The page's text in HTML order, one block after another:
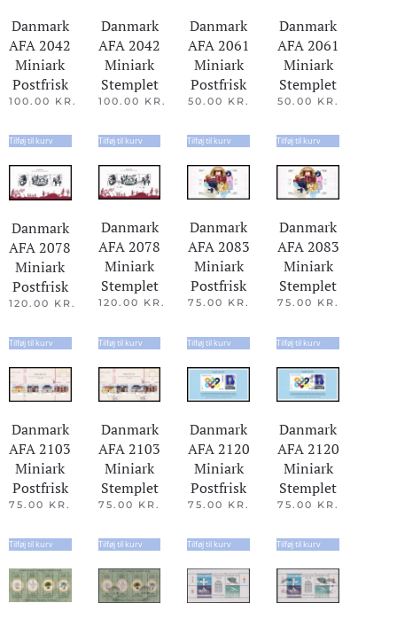
Danmark
AFA 2042
Miniark
Postfrisk
100.00 KR.
Tilføj til kurv
Danmark
AFA 2042
Miniark
Stemplet
100.00 KR.
Tilføj til kurv
Danmark
AFA 2061
Miniark
Postfrisk
50.00 KR.
Tilføj til kurv
Danmark
AFA 2061
Miniark
Stemplet
50.00 KR.
Tilføj til kurv
Danmark
AFA 2078
Miniark
Postfrisk
120.00 KR.
Tilføj til kurv
Danmark
AFA 2078
Miniark
Stemplet
120.00 KR.
Tilføj til kurv
Danmark
AFA 2083
Miniark
Postfrisk
75.00 KR.
Tilføj til kurv
Danmark
AFA 2083
Miniark
Stemplet
75.00 KR.
Tilføj til kurv
Danmark
AFA 2103
Miniark
Postfrisk
75.00 KR.
Tilføj til kurv
Danmark
AFA 2103
Miniark
Stemplet
75.00 KR.
Tilføj til kurv
Danmark
AFA 2120
Miniark
Postfrisk
75.00 KR.
Tilføj til kurv
Danmark
AFA 2120
Miniark
Stemplet
75.00 KR.
Tilføj til kurv